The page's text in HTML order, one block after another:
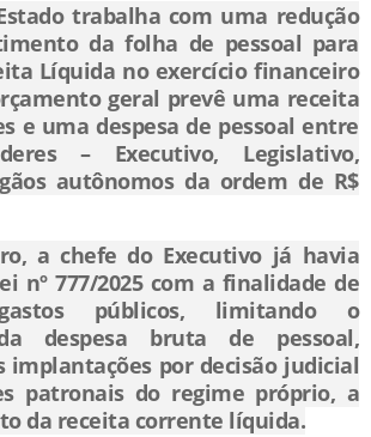
trabalha com uma redução
da folha de pessoal para
Líquida no exercício financeiro
geral prevê uma receita
e uma despesa de pessoal entre
– Executivo, Legislativo,
autônomos da ordem de R$
a chefe do Executivo já havia
nº 777/2025 com a finalidade de
públicos, limitando o
despesa bruta de pessoal,
implantações por decisão judicial
patronais do regime próprio, a
da receita corrente líquida.